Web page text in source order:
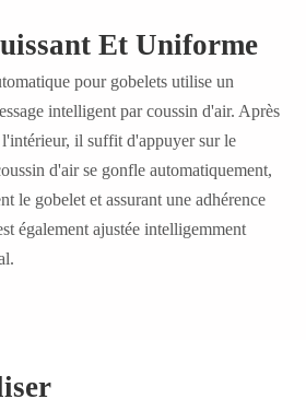
Et Uniforme
pour gobelets utilise un
intelligent par coussin d'air. Après
il suffit d'appuyer sur le
d'air se gonfle automatiquement,
le gobelet et assurant une adhérence
également ajustée intelligemment